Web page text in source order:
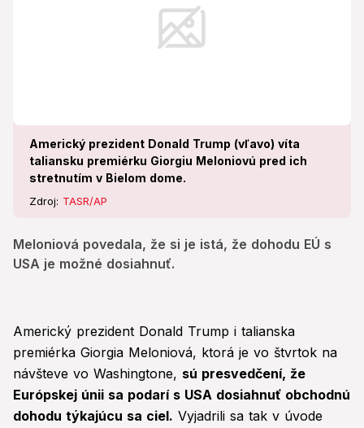
Americký prezident Donald Trump (vľavo) víta
taliansku premiérku Giorgiu Meloniovú pred ich
stretnutím v Bielom dome.
Zdroj: TASR/AP
Meloniová povedala, že si je istá, že dohodu EÚ s
USA je možné dosiahnuť.
Americký prezident Donald Trump i talianska
premiérka Giorgia Meloniová, ktorá je vo štvrtok na
návšteve vo Washingtone, sú presvedčení, že
Európskej únii sa podarí s USA dosiahnuť obchodnú
dohodu týkajúcu sa ciel. Vyjadrili sa tak v úvode